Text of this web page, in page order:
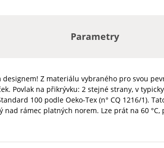
Parametry
Z materiálu vybraného pro svou
Povlak na přikrývku: 2 stejné strany, v
100 podle Oeko-Tex (n° CQ 1216/1).
rámec platných norem. Lze prát na 60